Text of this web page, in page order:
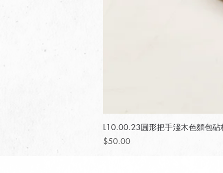
L10.00.23圓形把手淺木色麵包砧
價格
$50.00